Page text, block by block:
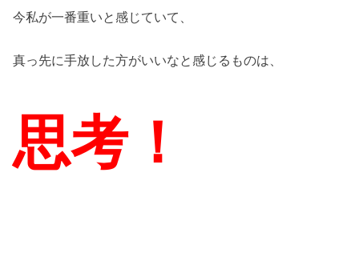
今私が一番重いと感じていて、
真っ先に手放した方がいいなと感じるものは、
思考！